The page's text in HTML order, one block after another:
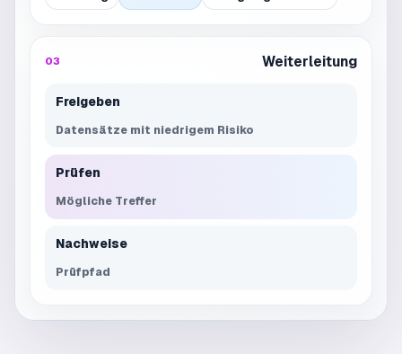
03 Weiterleitung
Freigeben
Datensätze mit niedrigem Risiko
Prüfen
Mögliche Treffer
Nachweise
Prüfpfad